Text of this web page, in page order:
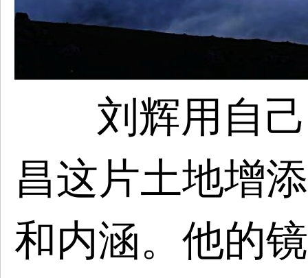
刘辉用自
昌这片土地增
和内涵。他的